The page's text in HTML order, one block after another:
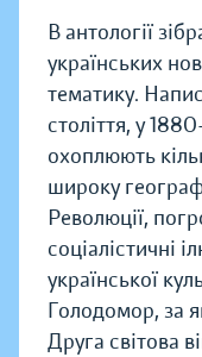
В антології
українських
тематику.
століття, у
охоплюють
широку
Революції,
соціалістичні
української
Голодомор, за
Друга світова